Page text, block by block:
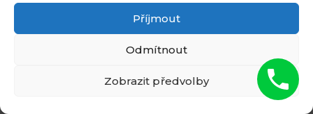
Příjmout
Odmítnout
Zobrazit předvolby
těm nejnovějším technologiím! Aktualizace
Trezoru je právě tím, čím jsme všichni dlouho
čekali. A její bezpečnost? Naprosto